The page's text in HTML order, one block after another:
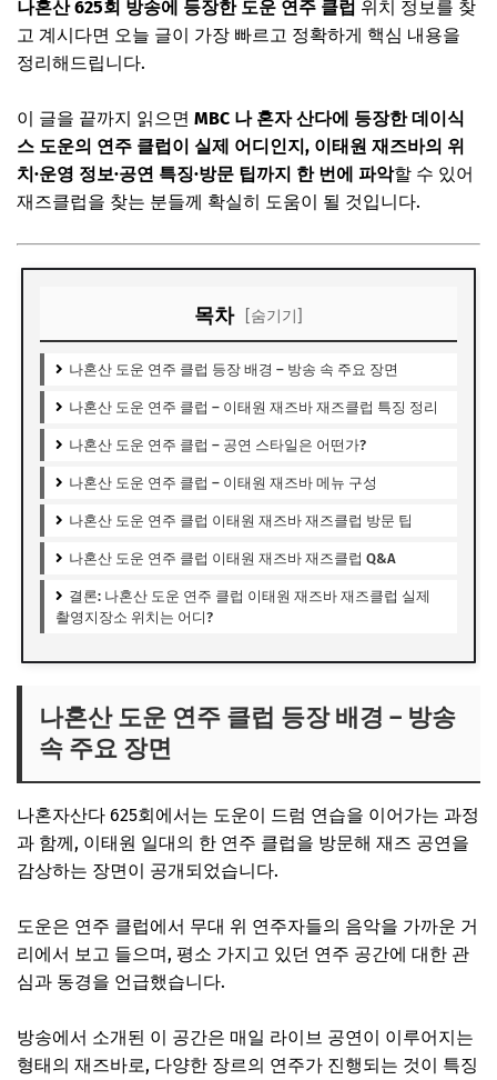
나혼산 625회 방송에 등장한 도운 연주 클럽 위치 정보를 찾
고 계시다면 오늘 글이 가장 빠르고 정확하게 핵심 내용을
정리해드립니다.
이 글을 끝까지 읽으면 MBC 나 혼자 산다에 등장한 데이식
스 도운의 연주 클럽이 실제 어디인지, 이태원 재즈바의 위
치·운영 정보·공연 특징·방문 팁까지 한 번에 파악할 수 있어
재즈클럽을 찾는 분들께 확실히 도움이 될 것입니다.
목차 [숨기기]
나혼산 도운 연주 클럽 등장 배경 – 방송 속 주요 장면
나혼산 도운 연주 클럽 – 이태원 재즈바 재즈클럽 특징 정리
나혼산 도운 연주 클럽 – 공연 스타일은 어떤가?
나혼산 도운 연주 클럽 – 이태원 재즈바 메뉴 구성
나혼산 도운 연주 클럽 이태원 재즈바 재즈클럽 방문 팁
나혼산 도운 연주 클럽 이태원 재즈바 재즈클럽 Q&A
결론: 나혼산 도운 연주 클럽 이태원 재즈바 재즈클럽 실제
촬영지장소 위치는 어디?
나혼산 도운 연주 클럽 등장 배경 – 방송
속 주요 장면
나혼자산다 625회에서는 도운이 드럼 연습을 이어가는 과정
과 함께, 이태원 일대의 한 연주 클럽을 방문해 재즈 공연을
감상하는 장면이 공개되었습니다.
도운은 연주 클럽에서 무대 위 연주자들의 음악을 가까운 거
리에서 보고 들으며, 평소 가지고 있던 연주 공간에 대한 관
심과 동경을 언급했습니다.
방송에서 소개된 이 공간은 매일 라이브 공연이 이루어지는
형태의 재즈바로, 다양한 장르의 연주가 진행되는 것이 특징